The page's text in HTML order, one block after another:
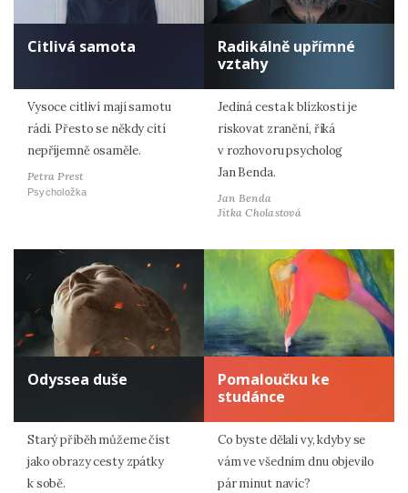
Citlivá samota
Vysoce citliví mají samotu
rádi. Přesto se někdy cítí
nepříjemně osaměle.
Petra Prest
Psycholožka
Radikálně upřímné
vztahy
Jediná cesta k blízkosti je
riskovat zranění, říká
v rozhovoru psycholog
Jan Benda.
Jan Benda
Jitka Cholastová
Odyssea duše
Starý příběh můžeme číst
jako obrazy cesty zpátky
k sobě.
Pomaloučku ke
studánce
Co byste dělali vy, kdyby se
vám ve všedním dnu objevilo
pár minut navíc?